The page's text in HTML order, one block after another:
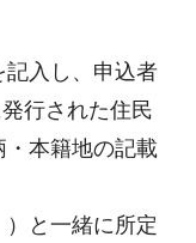
記入し、申込者
行された住民
本籍地の記載
と一緒に所定